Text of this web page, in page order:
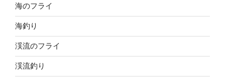
海のフライ
海釣り
渓流のフライ
渓流釣り